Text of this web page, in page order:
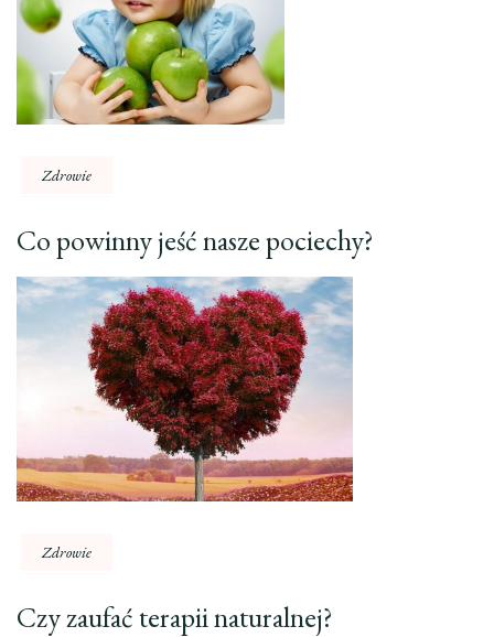
Zdrowie
Co powinny jeść nasze pociechy?
Zdrowie
Czy zaufać terapii naturalnej?